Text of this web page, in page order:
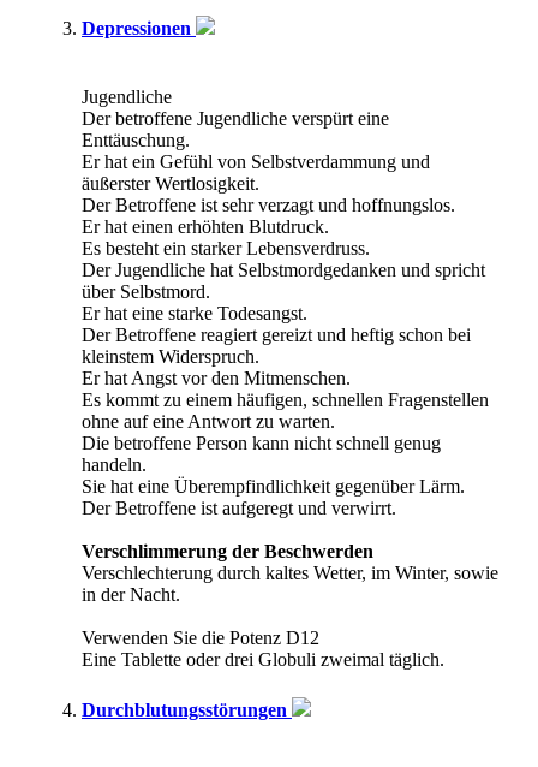
Depressionen
Jugendliche
Der betroffene Jugendliche verspürt eine
Enttäuschung.
Er hat ein Gefühl von Selbstverdammung und
äußerster Wertlosigkeit.
Der Betroffene ist sehr verzagt und hoffnungslos.
Er hat einen erhöhten Blutdruck.
Es besteht ein starker Lebensverdruss.
Der Jugendliche hat Selbstmordgedanken und spricht
über Selbstmord.
Er hat eine starke Todesangst.
Der Betroffene reagiert gereizt und heftig schon bei
kleinstem Widerspruch.
Er hat Angst vor den Mitmenschen.
Es kommt zu einem häufigen, schnellen Fragenstellen
ohne auf eine Antwort zu warten.
Die betroffene Person kann nicht schnell genug
handeln.
Sie hat eine Überempfindlichkeit gegenüber Lärm.
Der Betroffene ist aufgeregt und verwirrt.
Verschlimmerung der Beschwerden
Verschlechterung durch kaltes Wetter, im Winter, sowie
in der Nacht.
Verwenden Sie die Potenz D12
Eine Tablette oder drei Globuli zweimal täglich.
Durchblutungsstörungen